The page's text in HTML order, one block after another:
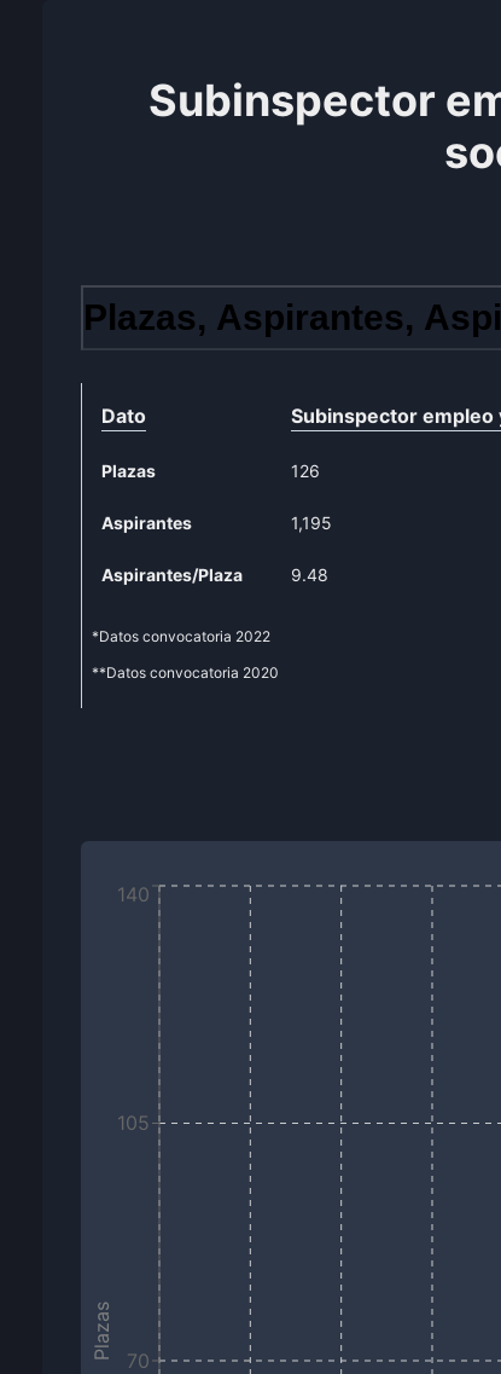
Subinspector
Plazas, Aspirantes,
Dato Subinspector empleo
Plazas 126
Aspirantes 1,195
Aspirantes/Plaza 9.48
*Datos convocatoria 2022
**Datos convocatoria 2020
70
105
140
Plazas